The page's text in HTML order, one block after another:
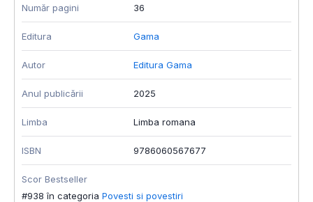
Număr pagini 36
Editura Gama
Autor Editura Gama
Anul publicării 2025
Limba Limba romana
ISBN 9786060567677
Scor Bestseller
#938 în categoria Povesti si povestiri